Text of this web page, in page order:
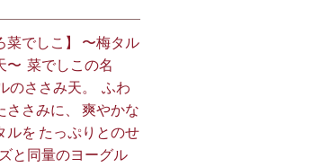
菜でしこ】 〜梅タル
〜 ⁡ 菜でしこの名
のささみ天。 ⁡ ふわ
ささみに、 爽やかな
ルを たっぷりとのせ
と同量のヨーグル